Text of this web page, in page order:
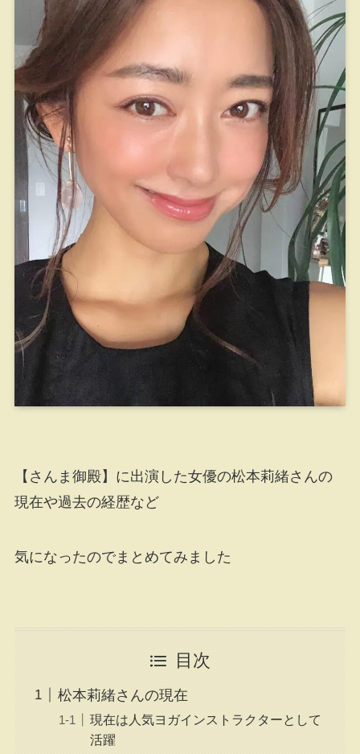
【さんま御殿】に出演した女優の松本莉緒さんの
現在や過去の経歴など
気になったのでまとめてみました
目次
松本莉緒さんの現在
現在は人気ヨガインストラクターとして
活躍